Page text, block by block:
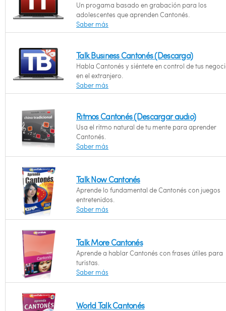
Un progama basado en grabación para los
adolescentes que aprenden Cantonés.
Saber más
Talk Business Cantonés (Descarga)
Habla Cantonés y siéntete en control de tus
en el extranjero.
Saber más
Ritmos Cantonés (Descargar audio)
Usa el ritmo natural de tu mente para aprender
Cantonés.
Saber más
Talk Now Cantonés
Aprende lo fundamental de Cantonés con juegos
entretenidos.
Saber más
Talk More Cantonés
Aprende a hablar Cantonés con frases útiles para
turistas.
Saber más
World Talk Cantonés